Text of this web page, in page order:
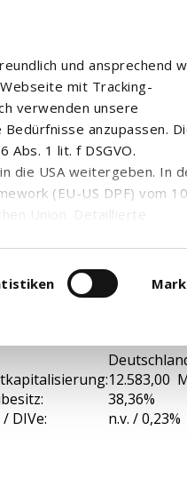
und ansprechend
mit Tracking-
verwenden unsere
anzupassen.
Abs. 1 lit. f DSGVO.
die USA weitergeben. In
(EU-US DPF) vom
Union. Detaillierte
. Dort können Sie Ihre
12.583,00
38,36%
/ DIVe:
n.v. / 0,23%